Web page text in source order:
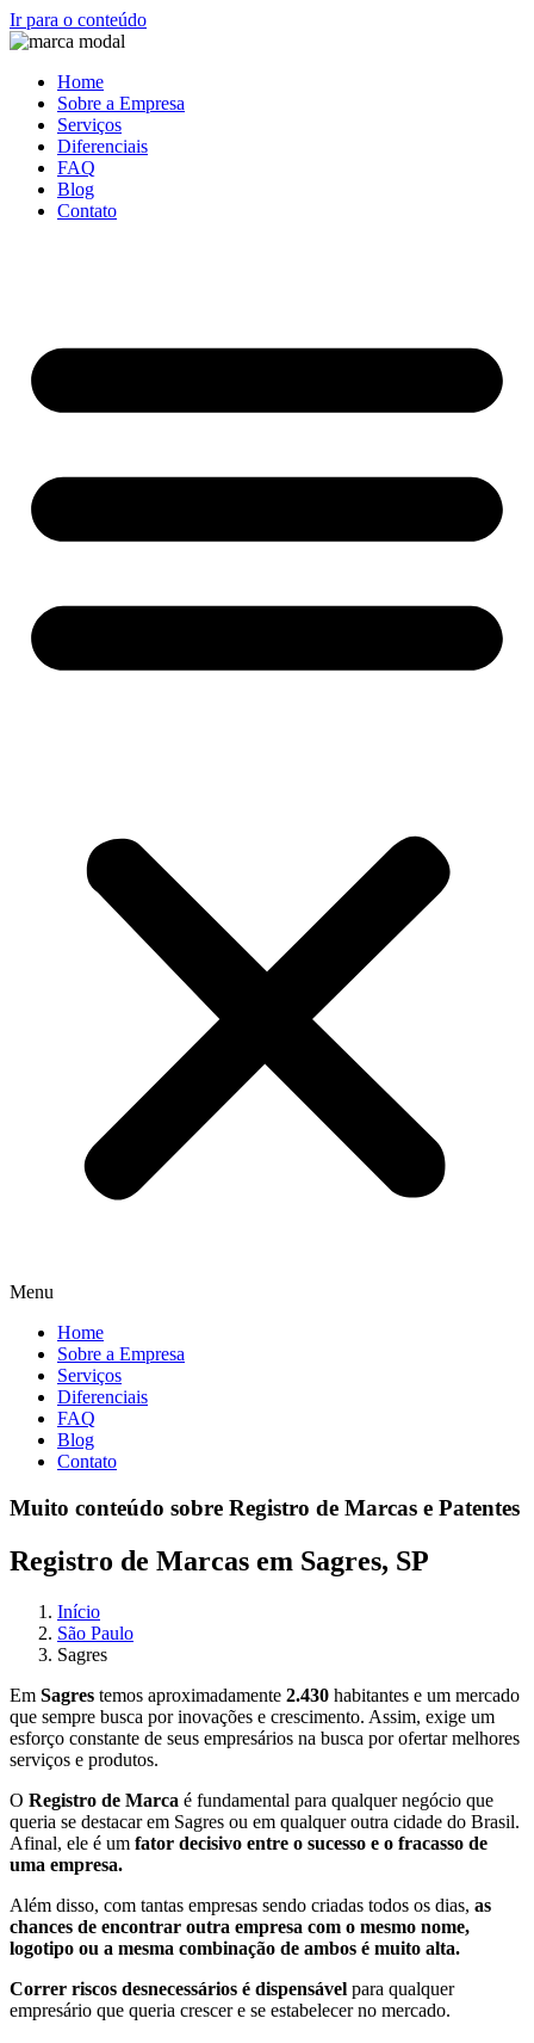
Ir para o conteúdo
Home
Sobre a Empresa
Serviços
Diferenciais
FAQ
Blog
Contato
Menu
Home
Sobre a Empresa
Serviços
Diferenciais
FAQ
Blog
Contato
Muito conteúdo sobre Registro de Marcas e Patentes
Registro de Marcas em Sagres, SP
Início
São Paulo
Sagres
Em Sagres temos aproximadamente 2.430 habitantes e um mercado
que sempre busca por inovações e crescimento. Assim, exige um
esforço constante de seus empresários na busca por ofertar melhores
serviços e produtos.
O Registro de Marca é fundamental para qualquer negócio que
queria se destacar em Sagres ou em qualquer outra cidade do Brasil.
Afinal, ele é um fator decisivo entre o sucesso e o fracasso de
uma empresa.
Além disso, com tantas empresas sendo criadas todos os dias, as
chances de encontrar outra empresa com o mesmo nome,
logotipo ou a mesma combinação de ambos é muito alta.
Correr riscos desnecessários é dispensável para qualquer
empresário que queria crescer e se estabelecer no mercado.